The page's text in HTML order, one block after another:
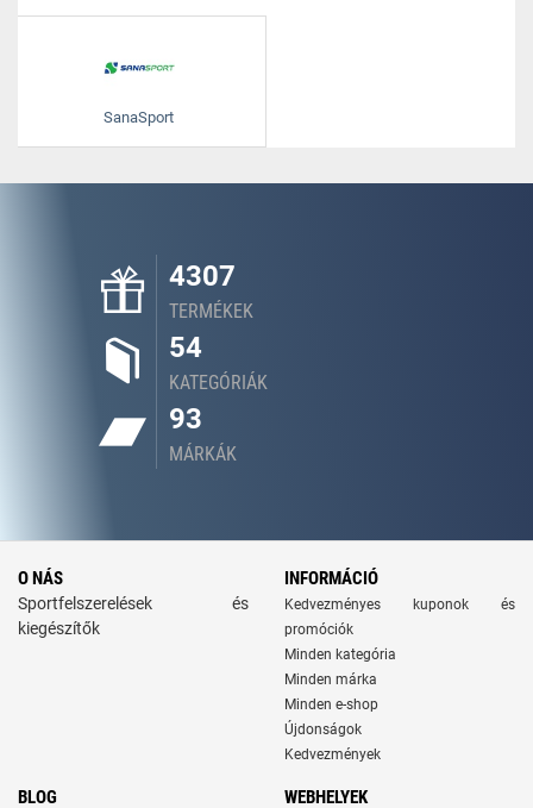
SanaSport
4307
TERMÉKEK
54
KATEGÓRIÁK
93
MÁRKÁK
O NÁS
Sportfelszerelések és
kiegészítők
INFORMÁCIÓ
Kedvezményes kuponok és
promóciók
Minden kategória
Minden márka
Minden e-shop
Újdonságok
Kedvezmények
BLOG WEBHELYEK